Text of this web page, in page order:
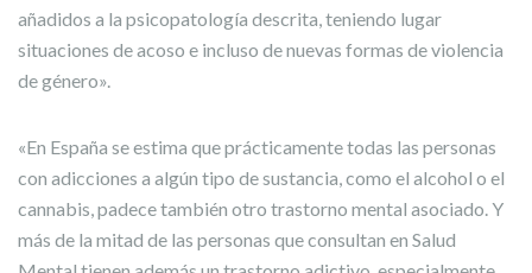
añadidos a la psicopatología descrita, teniendo lugar
situaciones de acoso e incluso de nuevas formas de violencia
de género».
«En España se estima que prácticamente todas las personas
con adicciones a algún tipo de sustancia, como el alcohol o el
cannabis, padece también otro trastorno mental asociado. Y
más de la mitad de las personas que consultan en Salud